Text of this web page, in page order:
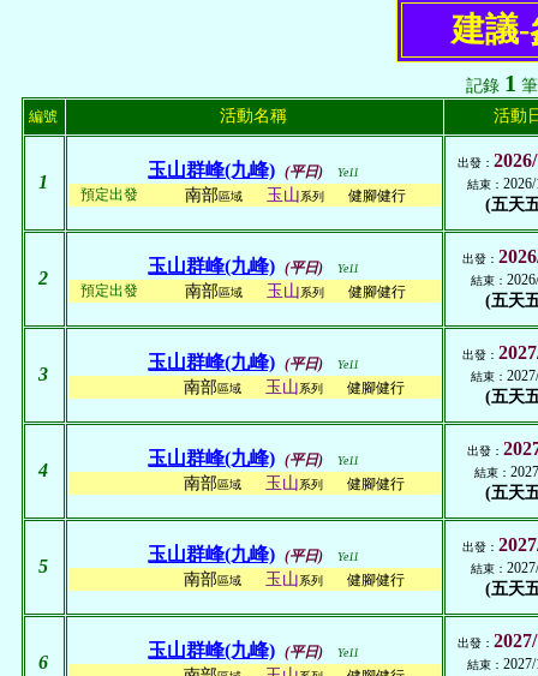
建議
記錄 1
編號 活動名稱 活動
1
玉山群峰(九峰) (平日) Ye11
預定出發 南部區域 玉山系列 健腳健行
出發：
結束：
(五天
2
玉山群峰(九峰) (平日) Ye11
預定出發 南部區域 玉山系列 健腳健行
出發：
結束：
(五天
3
玉山群峰(九峰) (平日) Ye11
南部區域 玉山系列 健腳健行
出發：
結束：
(五天
4
玉山群峰(九峰) (平日) Ye11
南部區域 玉山系列 健腳健行
出發：
結束：
(五天
5
玉山群峰(九峰) (平日) Ye11
南部區域 玉山系列 健腳健行
出發：
結束：
(五天
6
玉山群峰(九峰) (平日) Ye11
出發：
結束：